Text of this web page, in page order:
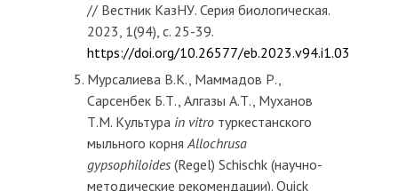
// Вестник КазНУ. Серия биологическая.
2023, 1(94), с. 25-39.
https://doi.org/10.26577/eb.2023.v94.i1.03
Мурсалиева В.К., Маммадов Р.,
Сарсенбек Б.Т., Алгазы А.Т., Муханов
Т.М. Культура in vitro туркестанского
мыльного корняAllochrusa
gуpsophiloides (Regel) Schischk (научно-
методические рекомендации). Quick